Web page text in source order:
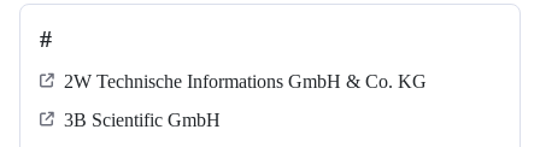
#
2W Technische Informations GmbH & Co. KG
3B Scientific GmbH